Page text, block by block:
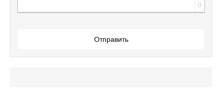
0
Отправить